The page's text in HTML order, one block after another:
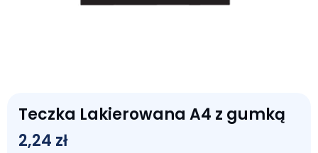
Teczka Lakierowana A4 z gumką
2,24 zł